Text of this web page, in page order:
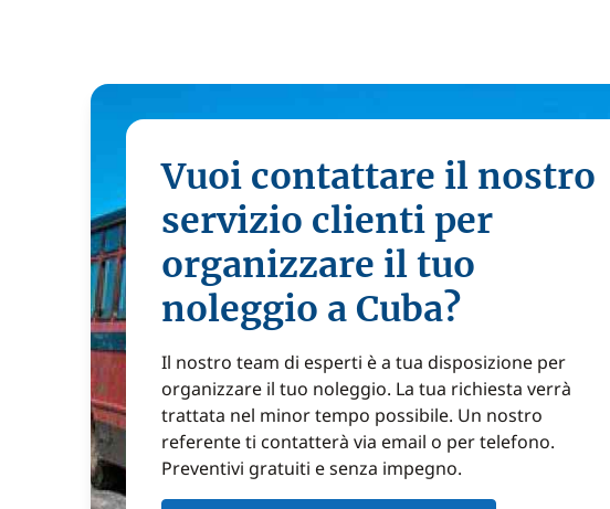
Vuoi contattare il nostro
servizio clienti per
organizzare il tuo
noleggio a Cuba?
Il nostro team di esperti è a tua disposizione per
organizzare il tuo noleggio. La tua richiesta verrà
trattata nel minor tempo possibile. Un nostro
referente ti contatterà via email o per telefono.
Preventivi gratuiti e senza impegno.